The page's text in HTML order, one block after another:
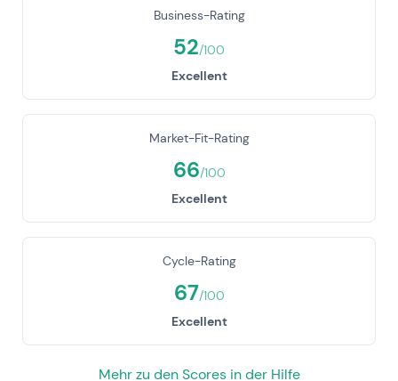
Business-Rating
52/100
Excellent
Market-Fit-Rating
66/100
Excellent
Cycle-Rating
67/100
Excellent
Mehr zu den Scores in der Hilfe